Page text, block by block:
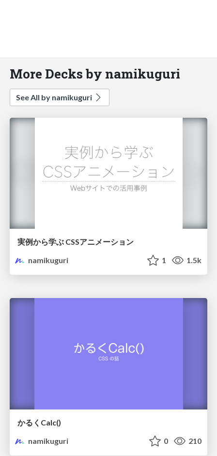
More Decks by namikuguri
See All by namikuguri
実例から学ぶ CSSアニメーション
namikuguri
1 1.5k
かるくCalc()
namikuguri
0 210